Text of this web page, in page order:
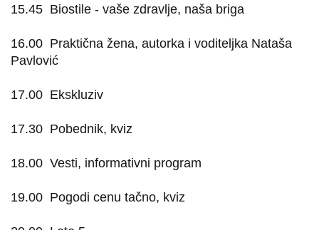
15.45 Biostile - vaše zdravlje, naša briga
16.00 Praktična žena, autorka i voditeljka Nataša
Pavlović
17.00 Ekskluziv
17.30 Pobednik, kviz
18.00 Vesti, informativni program
19.00 Pogodi cenu tačno, kviz